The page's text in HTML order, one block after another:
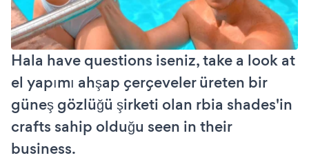
Hala have questions iseniz, take a look at
el yapımı ahşap çerçeveler üreten bir
güneş gözlüğü şirketi olan rbia shades'in
crafts sahip olduğu seen in their
business.